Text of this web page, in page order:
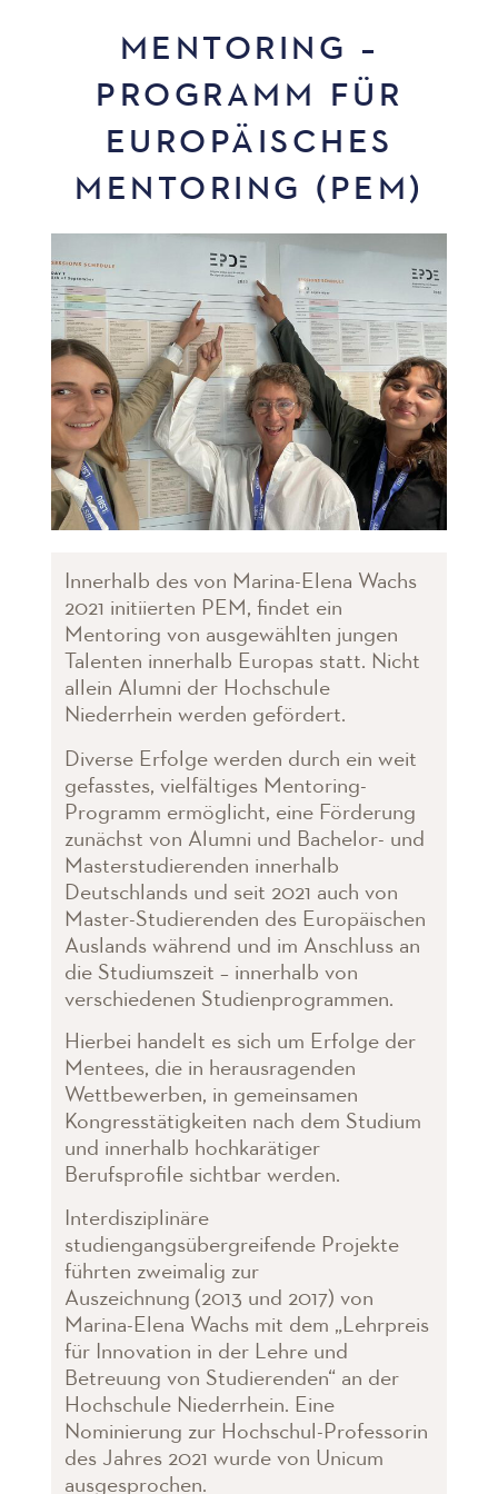
MENTORING –
PROGRAMM FÜR
EUROPÄISCHES
MENTORING (PEM)
Innerhalb des von Marina-Elena Wachs
2021 initiierten PEM, findet ein
Mentoring von ausgewählten jungen
Talenten innerhalb Europas statt. Nicht
allein Alumni der Hochschule
Niederrhein werden gefördert.
Diverse Erfolge werden durch ein weit
gefasstes, vielfältiges Mentoring-
Programm ermöglicht, eine Förderung
zunächst von Alumni und Bachelor- und
Masterstudierenden innerhalb
Deutschlands und seit 2021 auch von
Master-Studierenden des Europäischen
Auslands während und im Anschluss an
die Studiumszeit – innerhalb von
verschiedenen Studienprogrammen.
Hierbei handelt es sich um Erfolge der
Mentees, die in herausragenden
Wettbewerben, in gemeinsamen
Kongresstätigkeiten nach dem Studium
und innerhalb hochkarätiger
Berufsprofile sichtbar werden.
Interdisziplinäre
studiengangsübergreifende Projekte
führten zweimalig zur
Auszeichnung (2013 und 2017) von
Marina-Elena Wachs mit dem „Lehrpreis
für Innovation in der Lehre und
Betreuung von Studierenden“ an der
Hochschule Niederrhein. Eine
Nominierung zur Hochschul-Professorin
des Jahres 2021 wurde von Unicum
ausgesprochen.